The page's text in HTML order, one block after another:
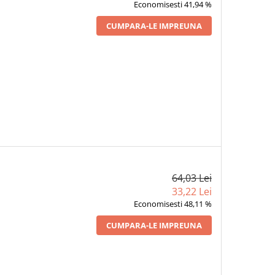
Economisesti 41,94 %
CUMPARA-LE IMPREUNA
64,03 Lei
33,22 Lei
Economisesti 48,11 %
CUMPARA-LE IMPREUNA